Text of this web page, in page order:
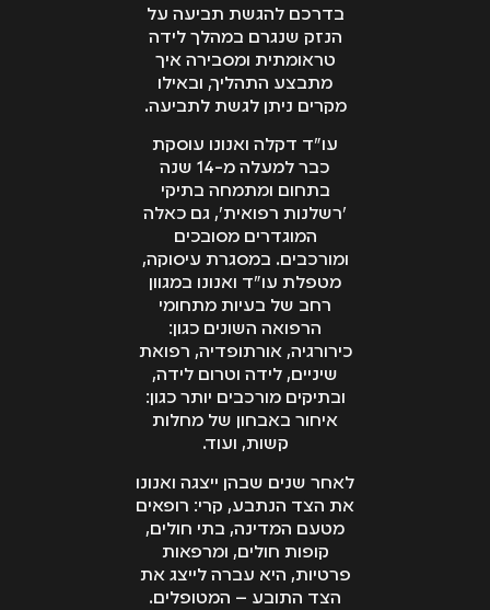
בדרכם להגשת תביעה על
הנזק שנגרם במהלך לידה
טראומתית ומסבירה איך
מתבצע התהליך, ובאילו
מקרים ניתן לגשת לתביעה.
עו"ד דקלה ואנונו עוסקת
כבר למעלה מ-14 שנה
בתחום ומתמחה בתיקי
'רשלנות רפואית', גם כאלה
המוגדרים מסובכים
ומורכבים. במסגרת עיסוקה,
מטפלת עו"ד ואנונו במגוון
רחב של בעיות מתחומי
הרפואה השונים כגון:
כירורגיה, אורתופדיה, רפואת
שיניים, לידה וטרום לידה,
ובתיקים מורכבים יותר כגון:
איחור באבחון של מחלות
קשות, ועוד.
לאחר שנים שבהן ייצגה ואנונו
את הצד הנתבע, קרי: רופאים
מטעם המדינה, בתי חולים,
קופות חולים, ומרפאות
פרטיות, היא עברה לייצג את
הצד התובע – המטופלים.